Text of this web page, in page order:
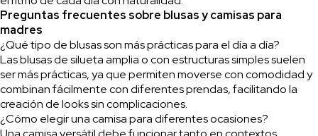
Preguntas frecuentes sobre blusas y camisas para
madres
¿Qué tipo de blusas son más prácticas para el día a día?
Las blusas de silueta amplia o con estructuras simples suelen
ser más prácticas, ya que permiten moverse con comodidad y
combinan fácilmente con diferentes prendas, facilitando la
creación de looks sin complicaciones.
¿Cómo elegir una camisa para diferentes ocasiones?